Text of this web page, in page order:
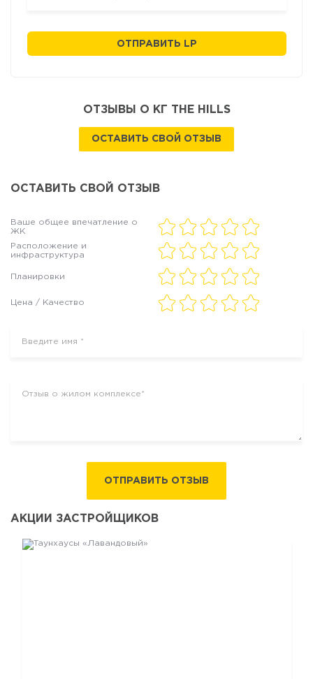
ОТПРАВИТЬ LP
ОТЗЫВЫ О КГ THE HILLS
ОСТАВИТЬ СВОЙ ОТЗЫВ
ОСТАВИТЬ СВОЙ ОТЗЫВ
Ваше общее впечатление о
ЖК
Расположение и
инфраструктура
Планировки
Цена / Качество
ОТПРАВИТЬ ОТЗЫВ
АКЦИИ ЗАСТРОЙЩИКОВ